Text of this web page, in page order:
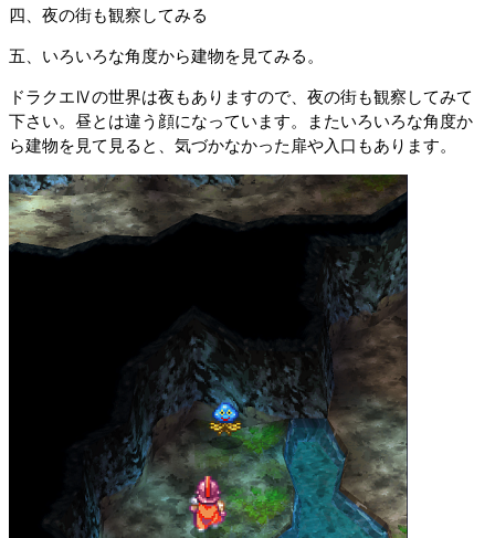
四、夜の街も観察してみる
五、いろいろな角度から建物を見てみる。
ドラクエⅣの世界は夜もありますので、夜の街も観察してみて
下さい。昼とは違う顔になっています。またいろいろな角度か
ら建物を見て見ると、気づかなかった扉や入口もあります。